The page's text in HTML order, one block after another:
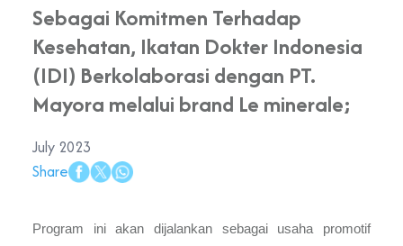
Sebagai Komitmen Terhadap
Kesehatan, Ikatan Dokter Indonesia
(IDI) Berkolaborasi dengan PT.
Mayora melalui brand Le minerale;
July 2023
Share
Program ini akan dijalankan sebagai usaha promotif